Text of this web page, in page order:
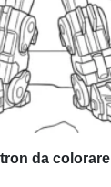
da colorare